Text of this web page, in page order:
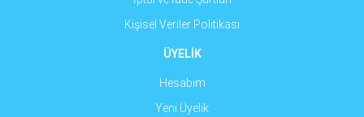
Kişisel Veriler Politikası
ÜYELİK
Hesabım
Yeni Üyelik